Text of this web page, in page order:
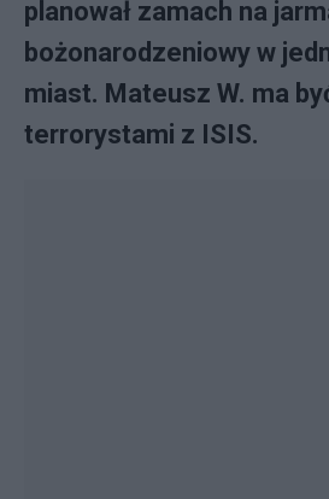
planował zamach na
bożonarodzeniowy w
miast. Mateusz W. ma
terrorystami z ISIS.